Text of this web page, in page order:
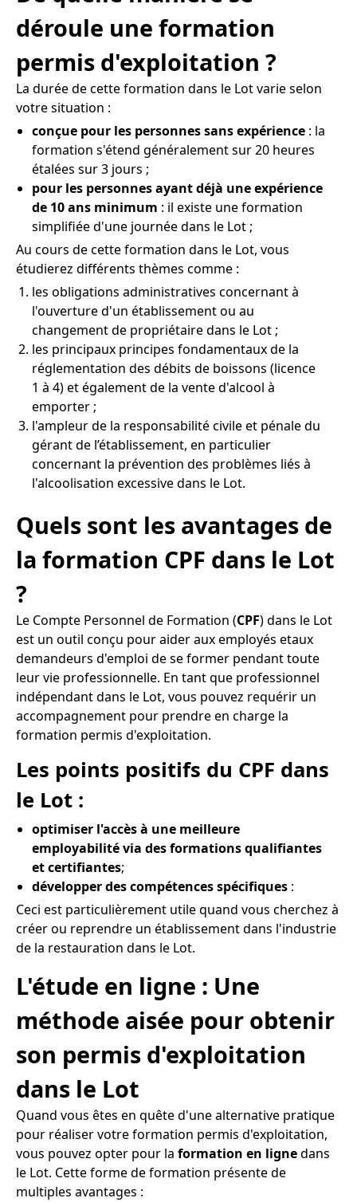
déroule une formation
permis d'exploitation ?
La durée de cette formation dans le Lot varie selon
votre situation :
conçue pour les personnes sans expérience : la
formation s'étend généralement sur 20 heures
étalées sur 3 jours ;
pour les personnes ayant déjà une expérience
de 10 ans minimum : il existe une formation
simplifiée d'une journée dans le Lot ;
Au cours de cette formation dans le Lot, vous
étudierez différents thèmes comme :
les obligations administratives concernant à
l'ouverture d'un établissement ou au
changement de propriétaire dans le Lot ;
les principaux principes fondamentaux de la
réglementation des débits de boissons (licence
1 à 4) et également de la vente d'alcool à
emporter ;
l'ampleur de la responsabilité civile et pénale du
gérant de l’établissement, en particulier
concernant la prévention des problèmes liés à
l'alcoolisation excessive dans le Lot.
Quels sont les avantages de
la formation CPF dans le Lot
?
Le Compte Personnel de Formation (CPF) dans le Lot
est un outil conçu pour aider aux employés etaux
demandeurs d'emploi de se former pendant toute
leur vie professionnelle. En tant que professionnel
indépendant dans le Lot, vous pouvez requérir un
accompagnement pour prendre en charge la
formation permis d'exploitation.
Les points positifs du CPF dans
le Lot :
optimiser l'accès à une meilleure
employabilité via des formations qualifiantes
et certifiantes;
développer des compétences spécifiques :
Ceci est particulièrement utile quand vous cherchez à
créer ou reprendre un établissement dans l'industrie
de la restauration dans le Lot.
L'étude en ligne : Une
méthode aisée pour obtenir
son permis d'exploitation
dans le Lot
Quand vous êtes en quête d'une alternative pratique
pour réaliser votre formation permis d'exploitation,
vous pouvez opter pour la formation en lignedans
le Lot. Cette forme de formation présente de
multiples avantages :